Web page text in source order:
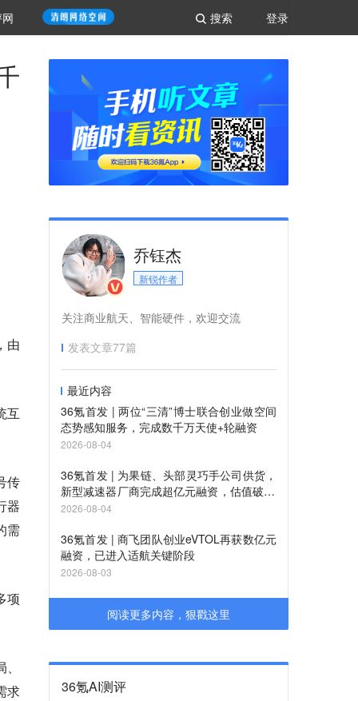
登录
搜索
由
互
传
器
需
项
求
乔钰杰
新锐作者
关注商业航天、智能硬件，欢迎交流
发表文章77篇
最近内容
36氪首发 | 两位“三清”博士联合创业做空间
态势感知服务，完成数千万天使+轮融资
2026-08-04
36氪首发 | 为果链、头部灵巧手公司供货，
新型减速器厂商完成超亿元融资，估值破10
亿
2026-08-04
36氪首发 | 商飞团队创业eVTOL再获数亿元
融资，已进入适航关键阶段
2026-08-03
阅读更多内容，狠戳这里
36氪AI测评